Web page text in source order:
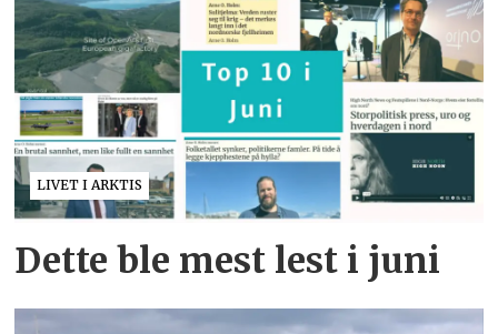
LIVET I ARKTIS
Dette ble mest lest i juni